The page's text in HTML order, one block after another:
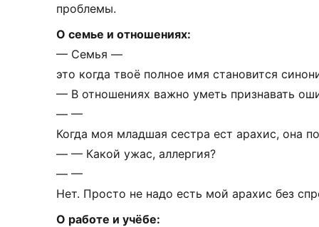
проблемы.
О семье и отношениях:
— Семья —
это когда твоё полное имя становится
— В отношениях важно уметь признавать
— —
Когда моя младшая сестра ест арахис, она
— — Какой ужас, аллергия?
— —
Нет. Просто не надо есть мой арахис без
О работе и учёбе: